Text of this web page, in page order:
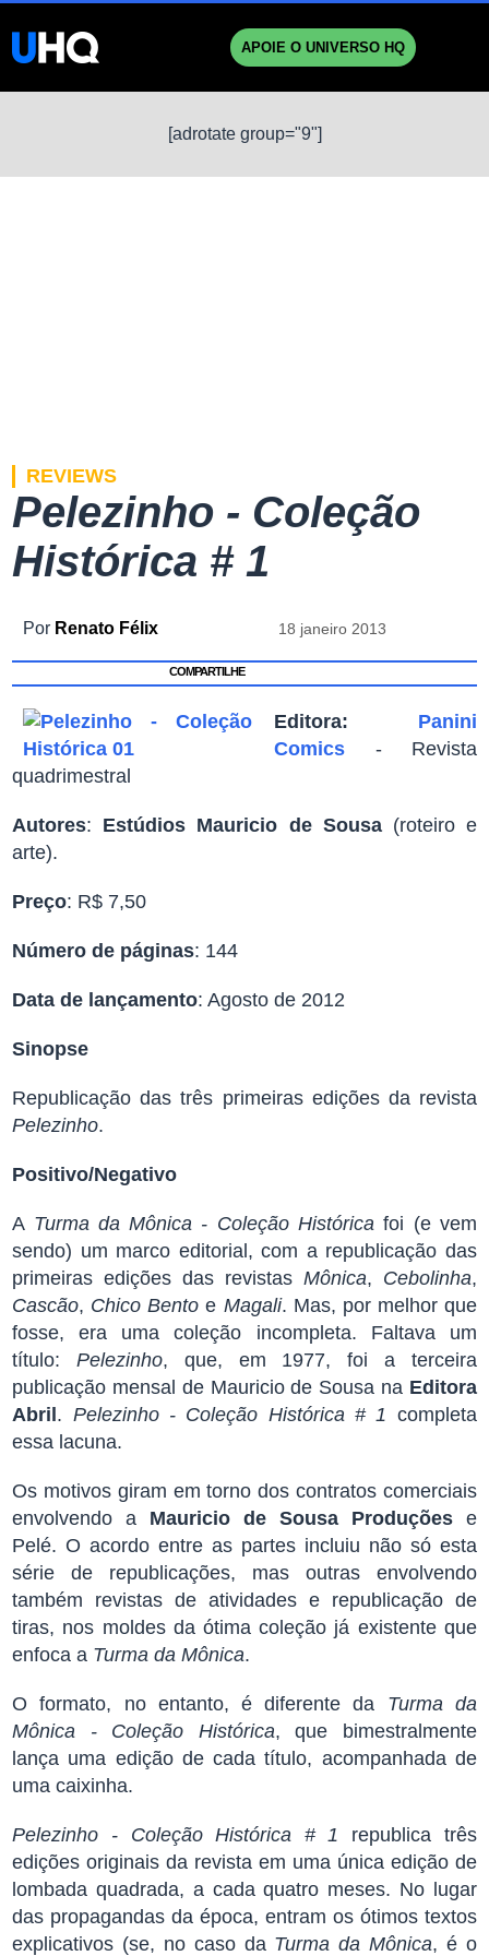
APOIE O UNIVERSO HQ
[adrotate group="9"]
REVIEWS
Pelezinho - Coleção
Histórica # 1
Por Renato Félix 18 janeiro 2013
COMPARTILHE
Editora:
Panini
Comics - Revista
quadrimestral
Autores: Estúdios Mauricio de Sousa(roteiro e
arte).
Preço: R$ 7,50
Número de páginas: 144
Data de lançamento: Agosto de 2012
Sinopse
Republicação das três primeiras edições da revista
Pelezinho.
Positivo/Negativo
A Turma da Mônica - Coleção Históricafoi (e vem
sendo) um marco editorial, com a republicação das
primeiras edições das revistas Mônica, Cebolinha,
Cascão, Chico Bento e Magali. Mas, por melhor que
fosse, era uma coleção incompleta. Faltava um
título:Pelezinho, que, em 1977, foi a terceira
publicação mensal de Mauricio de Sousa na Editora
Abril . Pelezinho - Coleção Histórica # 1 completa
essa lacuna.
Os motivos giram em torno dos contratos comerciais
envolvendo a Mauricio de Sousa Produçõese
Pelé. O acordo entre as partes incluiu não só esta
série de republicações, mas outras envolvendo
também revistas de atividades e republicação de
tiras, nos moldes da ótima coleção já existente que
enfoca a Turma da Mônica.
O formato, no entanto, é diferente da Turma da
Mônica - Coleção Histórica, que bimestralmente
lança uma edição de cada título, acompanhada de
uma caixinha.
Pelezinho - Coleção Histórica # 1 republica três
edições originais da revista em uma única edição de
lombada quadrada, a cada quatro meses. No lugar
das propagandas da época, entram os ótimos textos
explicativos (se, no caso da Turma da Mônica, é o